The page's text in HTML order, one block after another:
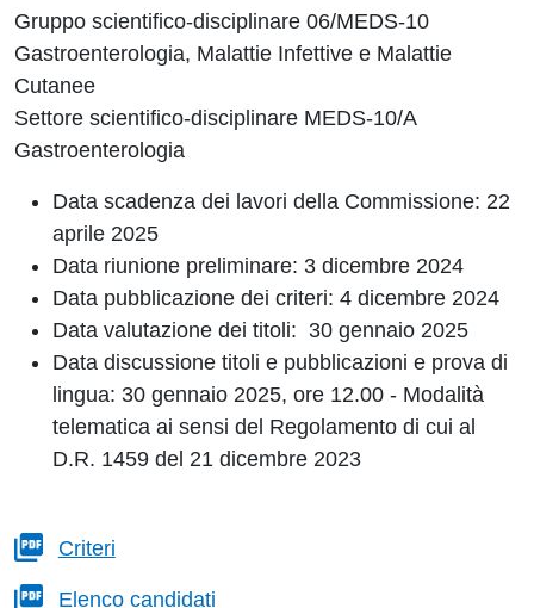
Gruppo scientifico-disciplinare 06/MEDS-10
Gastroenterologia, Malattie Infettive e Malattie
Cutanee
Settore scientifico-disciplinare MEDS-10/A
Gastroenterologia
Data scadenza dei lavori della Commissione: 22
aprile 2025
Data riunione preliminare: 3 dicembre 2024
Data pubblicazione dei criteri: 4 dicembre 2024
Data valutazione dei titoli: 30 gennaio 2025
Data discussione titoli e pubblicazioni e prova di
lingua: 30 gennaio 2025, ore 12.00 - Modalità
telematica ai sensi del Regolamento di cui al
D.R. 1459 del 21 dicembre 2023
Criteri
Elenco candidati